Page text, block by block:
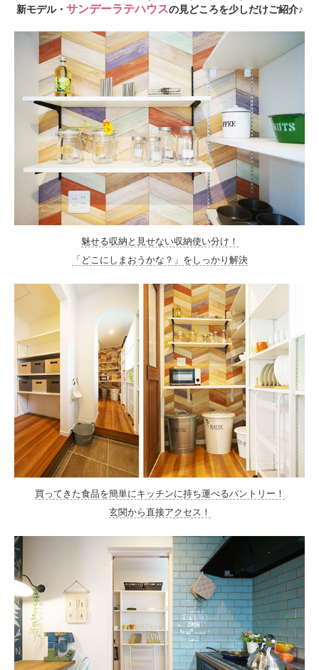
新モデル・ サンデーラテハウスの見どころを少しだけご紹介♪
魅せる収納と見せない収納使い分け！
「どこにしまおうかな？」をしっかり解決
買ってきた食品を簡単にキッチンに持ち運べるパントリー！
玄関から直接アクセス！